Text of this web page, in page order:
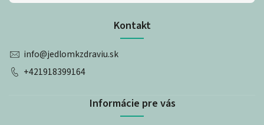
Kontakt
info@jedlomkzdraviu.sk
+421918399164
Informácie pre vás